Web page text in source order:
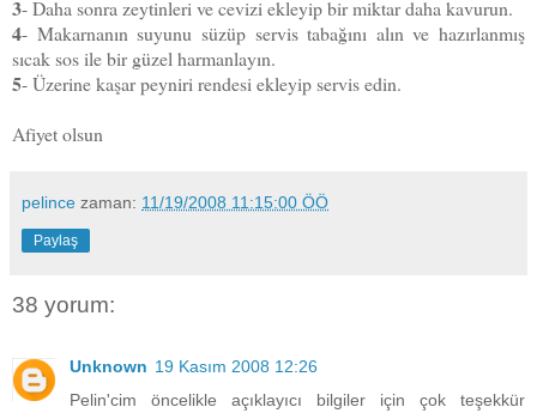
3- Daha sonra zeytinleri ve cevizi ekleyip bir miktar daha kavurun.
4- Makarnanın suyunu süzüp servis tabağını alın ve hazırlanmış
sıcak sos ile bir güzel harmanlayın.
5- Üzerine kaşar peyniri rendesi ekleyip servis edin.
Afiyet olsun
pelince zaman: 11/19/2008 11:15:00 ÖÖ
Paylaş
38 yorum:
Unknown 19 Kasım 2008 12:26
Pelin'cim öncelikle açıklayıcı bilgiler için çok teşekkür